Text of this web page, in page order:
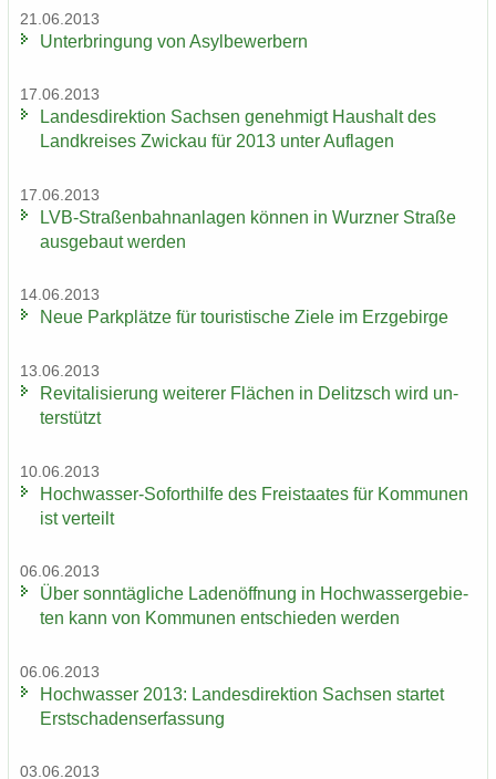
21.06.2013
Un­ter­brin­gung von Asyl­be­wer­bern
17.06.2013
Lan­des­di­rek­ti­on Sach­sen ge­neh­migt Haus­halt des
Land­krei­ses Zwi­ckau für 2013 unter Auf­la­gen
17.06.2013
LVB-​Straßenbahnanlagen kön­nen in Wurz­ner Stra­ße
aus­ge­baut wer­den
14.06.2013
Neue Park­plät­ze für tou­ris­ti­sche Ziele im Erz­ge­bir­ge
13.06.2013
Re­vi­ta­li­sie­rung wei­te­rer Flä­chen in De­litzsch wird un­
ter­stützt
10.06.2013
Hochwasser-​Soforthilfe des Frei­staa­tes für Kom­mu­nen
ist ver­teilt
06.06.2013
Über sonn­täg­li­che La­den­öff­nung in Hoch­was­ser­ge­bie­
ten kann von Kom­mu­nen ent­schie­den wer­den
06.06.2013
Hoch­was­ser 2013: Lan­des­di­rek­ti­on Sach­sen star­tet
Erst­scha­dens­er­fas­sung
03.06.2013